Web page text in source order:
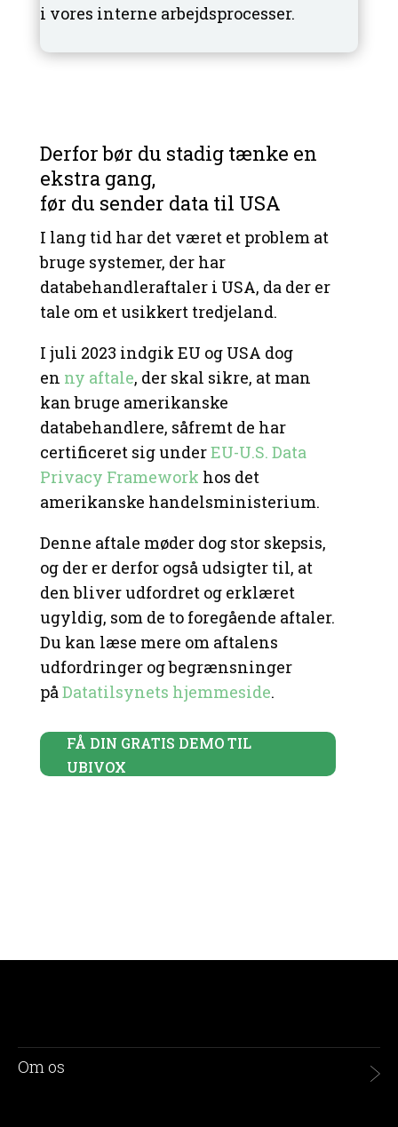
i vores interne arbejdsprocesser.
Derfor bør du stadig tænke en
ekstra gang,
før du sender data til USA
I lang tid har det været et problem at
bruge systemer, der har
databehandleraftaler i USA, da der er
tale om et usikkert tredjeland.
I juli 2023 indgik EU og USA dog
en ny aftale, der skal sikre, at man
kan bruge amerikanske
databehandlere, såfremt de har
certificeret sig underEU-U.S. Data
Privacy Framework hos det
amerikanske handelsministerium.
Denne aftale møder dog stor skepsis,
og der er derfor også udsigter til, at
den bliver udfordret og erklæret
ugyldig, som de to foregående aftaler.
Du kan læse mere om aftalens
udfordringer og begrænsninger
påDatatilsynets hjemmeside.
FÅ DIN GRATIS DEMO TIL
UBIVOX
Om os